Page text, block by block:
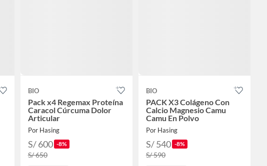
BIO
Pack x4 Regemax Proteína
Caracol Cúrcuma Dolor
Articular
Por Hasing
S/ 600 -8%
S/ 650
BIO
PACK X3 Colágeno Con
Calcio Magnesio Camu
Camu En Polvo
Por Hasing
S/ 540 -8%
S/ 590